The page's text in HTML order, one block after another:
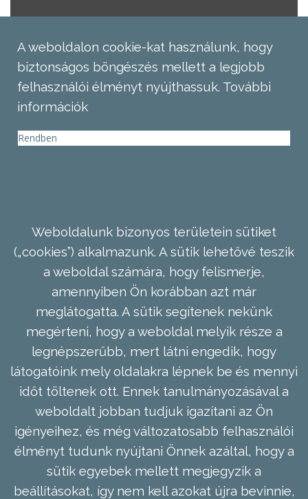
A weboldalon cookie-kat használunk, hogy
biztonságos böngészés mellett a legjobb
felhasználói élményt nyújthassuk. További
információk
Rendben
Weboldalunk bizonyos területein sütiket
(„cookies”) alkalmazunk. A sütik lehetővé teszik
a weboldal számára, hogy felismerje,
amennyiben Ön korábban azt már
meglátogatta. A sütik segítenek nekünk
megérteni, hogy a weboldal melyik része a
legnépszerűbb, mert látni engedik, hogy
látogatóink mely oldalakra lépnek be és mennyi
időt töltenek ott. Ennek tanulmányozásával a
weboldalt jobban tudjuk igazítani az Ön
igényeihez, és még változatosabb felhasználói
élményt tudunk nyújtani Önnek azáltal, hogy a
sütik egyebek mellett megjegyzik a
beállításokat, így nem kell azokat újra bevinnie,